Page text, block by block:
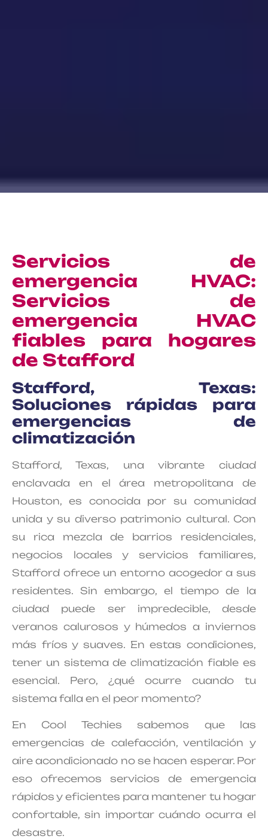
Servicios de
emergencia HVAC:
Servicios de
emergencia HVAC
fiables para hogares
de Stafford
Stafford, Texas:
Soluciones rápidas para
emergencias de
climatización
Stafford, Texas, una vibrante ciudad
enclavada en el área metropolitana de
Houston, es conocida por su comunidad
unida y su diverso patrimonio cultural. Con
su rica mezcla de barrios residenciales,
negocios locales y servicios familiares,
Stafford ofrece un entorno acogedor a sus
residentes. Sin embargo, el tiempo de la
ciudad puede ser impredecible, desde
veranos calurosos y húmedos a inviernos
más fríos y suaves. En estas condiciones,
tener un sistema de climatización fiable es
esencial. Pero, ¿qué ocurre cuando tu
sistema falla en el peor momento?
En Cool Techies sabemos que las
emergencias de calefacción, ventilación y
aire acondicionado no se hacen esperar. Por
eso ofrecemos servicios de emergencia
rápidos y eficientes para mantener tu hogar
confortable, sin importar cuándo ocurra el
desastre.